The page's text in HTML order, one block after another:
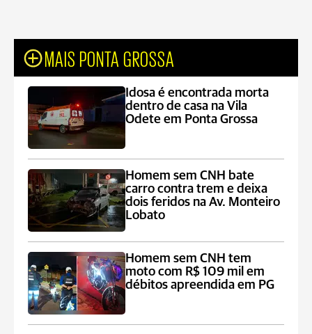
MAIS PONTA GROSSA
Idosa é encontrada morta
dentro de casa na Vila
Odete em Ponta Grossa
Homem sem CNH bate
carro contra trem e deixa
dois feridos na Av. Monteiro
Lobato
Homem sem CNH tem
moto com R$ 109 mil em
débitos apreendida em PG